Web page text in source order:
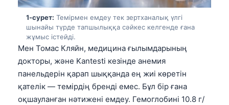
1-сурет: Темірмен емдеу тек зертханалық үлгі
шынайы түрде тапшылыққа сәйкес келгенде ғана
жұмыс істейді.
Мен Томас Кляйн, медицина ғылымдарының
докторы, және Kantesti кезінде анемия
панельдерін қарап шыққанда ең жиі көретін
қателік — темірдің бренді емес. Бұл бір ғана
оқшауланған нәтижені емдеу. Гемоглобині 10.8 г/